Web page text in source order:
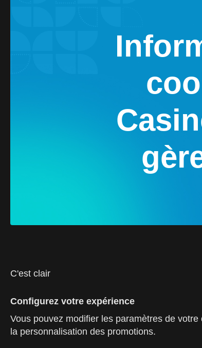
C'est clair
Configurez votre expérience
Vous pouvez modifier les paramètres de
la personnalisation des promotions.